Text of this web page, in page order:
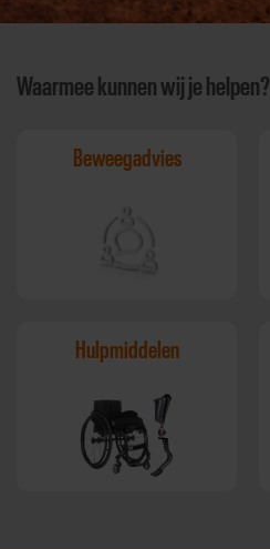
Waarmee kunnen wij je helpen?
Beweegadvies
Hulpmiddelen